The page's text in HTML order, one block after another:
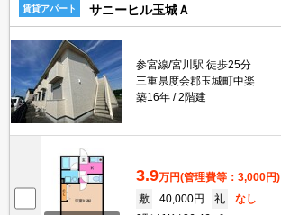
賃貸アパート サニーヒル玉城Ａ
参宮線/宮川駅 徒歩25分
三重県度会郡玉城町中楽
築16年
2階建
3.9万円(管理費等：3,000円)
敷
40,000円 礼
なし